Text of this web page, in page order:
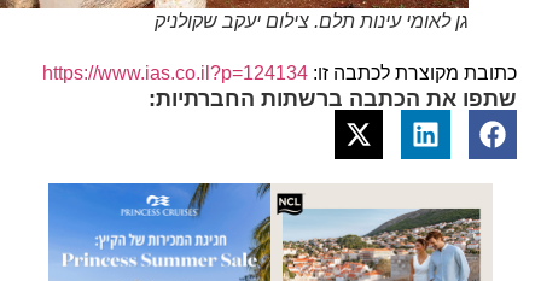
גן לאומי עינות תלם. צילום יעקב שקולניק
כתובת מקוצרת לכתבה זו: https://www.ias.co.il?p=124134
שתפו את הכתבה ברשתות החברתיות: